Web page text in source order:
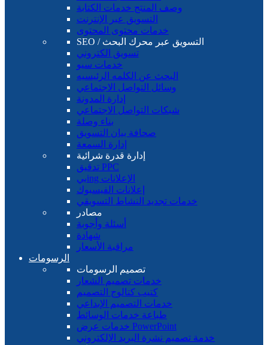
وصف المنتج خدمات الكتابة
التسويق عبر الإنترنت
خدمات محتوى المحتوى
SEO / التسويق عبر محرك البحث
تسويق الكتروني
خدمات سيو
البحث عن الكلمه الرئيسيه
وسائل التواصل الاجتماعي
إدارة المدونة
شبكات التواصل الاجتماعي
بناء وصلة
صحافة بيان التسويق
إدارة السمعة
إدارة قدرة شرائية
تدقيق PPC
بيing الإعلانات
إعلانات الفيسبوك
خدمات تجديد النشاط التسويقي
مصادر
أسئلة وأجوبة
شهادة
مراقبة الأسعار
الرسومات
تصميم الرسومات
خدمات تصميم الشعار
كتيب كتالوج التصميم
خدمات التصميم الإبداعي
طباعة خدمات الوسائط
خدمات عرض PowerPoint
خدمة تصميم نشرة البريد الإلكتروني